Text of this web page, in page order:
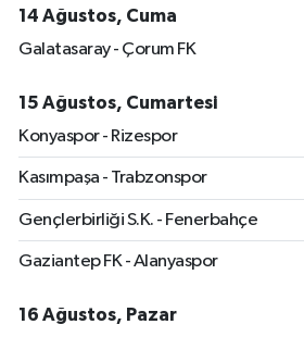
14 Ağustos, Cuma
Galatasaray - Çorum FK
15 Ağustos, Cumartesi
Konyaspor - Rizespor
Kasımpaşa - Trabzonspor
Gençlerbirliği S.K. - Fenerbahçe
Gaziantep FK - Alanyaspor
16 Ağustos, Pazar